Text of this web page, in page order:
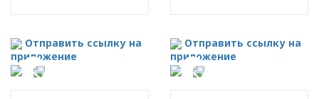
Отправить ссылку на
приложение
Отправить ссылку на
приложение